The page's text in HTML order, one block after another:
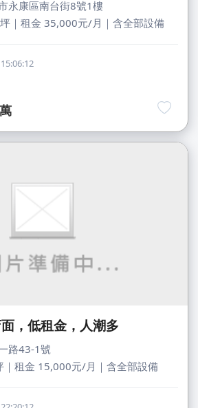
永康區南台街8號1樓
｜租金 35,000元/月｜含全部設備
萬
，低租金，人潮多
路43-1號
｜租金 15,000元/月｜含全部設備